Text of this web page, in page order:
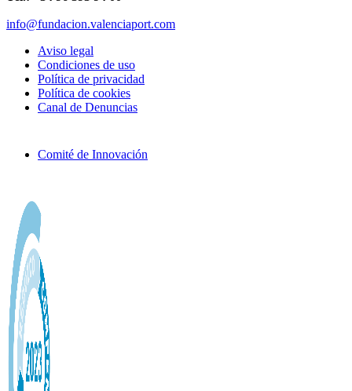
info@fundacion.valenciaport.com
Aviso legal
Condiciones de uso
Política de privacidad
Política de cookies
Canal de Denuncias
Comité de Innovación